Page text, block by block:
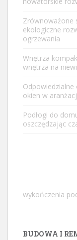
Zrównoważone
ekologiczne
ogrzewania
Wnętrza
wnętrza na
okien w
Podłogi do
oszczędzając
wykończenia
BUDOWA I